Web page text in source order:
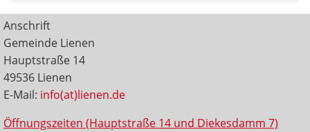
Anschrift
Gemeinde Lienen
Hauptstraße 14
49536 Lienen
E-Mail: info(at)lienen.de
Öffnungszeiten (Hauptstraße 14 und Diekesdamm 7)